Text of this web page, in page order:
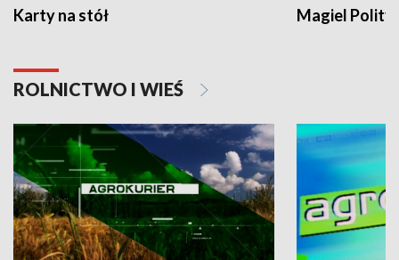
Karty na stół Magiel
ROLNICTWO I WIEŚ